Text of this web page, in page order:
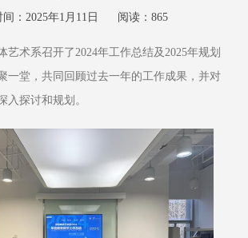
：2025年1月11日 阅读： 865
艺术系召开了2024年工作总结及2025年规划
一堂，共同回顾过去一年的工作成果，并对
入探讨和规划。